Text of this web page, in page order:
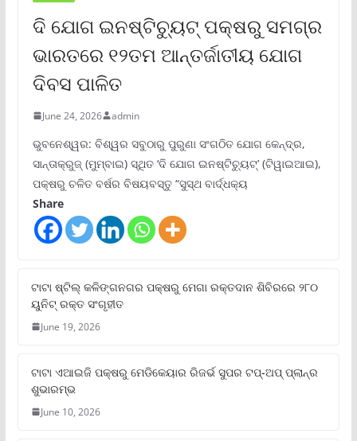
ଦି ଯୋଗ ଇନଷ୍ଟିଚ୍ୟୁଟ୍ ପକ୍ଷରୁ ସମଗ୍ର
ଭାରତରେ ୧୨ତମ ଆନ୍ତର୍ଜାତୀୟ ଯୋଗ
ଦିବସ ପାଳିତ
June 24, 2026 admin
ଭୁବନେଶ୍ୱର: ବିଶ୍ୱର ସବୁଠାରୁ ପୁରୁଣା ସଂଗଠିତ ଯୋଗ କେନ୍ଦ୍ର,
ସାନ୍ତାକ୍ରୁଜ୍ (ମୁମ୍ବାଇ) ସ୍ଥିତ ‘ଦି ଯୋଗ ଇନଷ୍ଟିଚ୍ୟୁଟ୍‌’ (ଟିୱାଇଆଇ),
ପକ୍ଷରୁ ଚଳିତ ବର୍ଷର ବିଷୟବସ୍ତୁ “ସୁସ୍ଥ ବାର୍ଦ୍ଧକ୍ୟ
Share
ଟାଟା ଷ୍ଟିଲ୍‌ କଳିଙ୍ଗନଗର ପକ୍ଷରୁ ମେଗା ରକ୍ତଦାନ ଶିବିରରେ ୨୮୦
ୟୁନିଟ୍‌ ରକ୍ତ ସଂଗୃହୀତ
June 19, 2026
ଟାଟା ଏଆଇଜି ପକ୍ଷରୁ ମେଡିକେୟାର ରିଜର୍ଭ ସୁପର ଟପ୍‌-ଅପ୍ ପ୍ଲାନ୍‌ର
ଶୁଭାରମ୍ଭ
June 10, 2026